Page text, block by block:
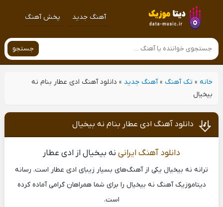
آهنگ جدید پخش آهنگ
جستجو
خانه» تک آهنگ »آهنگ جدید » دانلود آهنگ ادی عطار بنام نه
بیخیال
دانلود آهنگ ادی عطار بنام نه بیخیال
دانلود آهنگ ایرانی نه بیخیال از ادی عطار
ترانه نه بیخیال یکی از آهنگ‌های بسیار زیبای ادی عطار است. رسانه
دیتاموزیک آهنگ نه بیخیال را برای شما همراهان گرامی آماده کرده
است.